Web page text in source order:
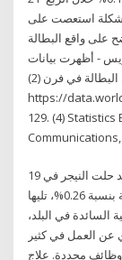
في بلادنا مشكلة استعصت على
على واقع البطالة
- أظهرت بيانات
رسمية امس أن معدل البطالة في فرن (2) World Bank,
https://
129. (4)
19 شباط (فبراير) 2020 وبحسب البيانات المتاحة فقد حلت النيجر في
المركز الثاني عالمياً من حيث أدنى معدلات البطالة بنسبة 0.26%، تليها
السائدة في البلد،
عن العمل في كثير